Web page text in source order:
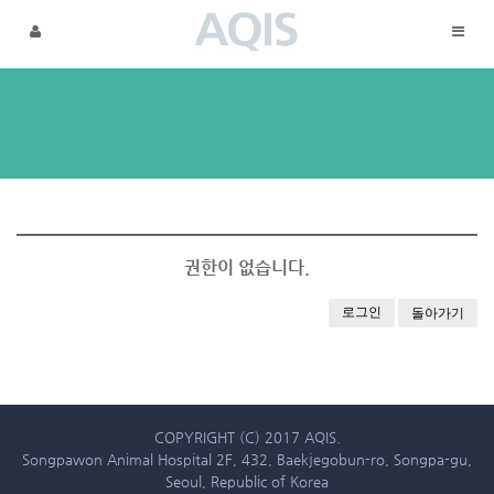
메뉴 건너뛰기
권한이 없습니다.
로그인 돌아가기
COPYRIGHT (C) 2017 AQIS.
Songpawon Animal Hospital 2F, 432, Baekjegobun-ro, Songpa-gu,
Seoul, Republic of Korea